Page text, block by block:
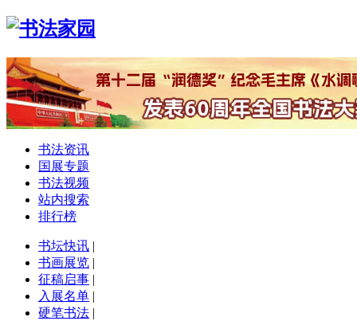
书法资讯
国展专题
书法视频
站内搜索
排行榜
书坛快讯 |
书画展览 |
征稿启事 |
入展名单 |
硬笔书法 |